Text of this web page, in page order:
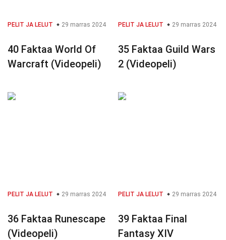
PELIT JA LELUT 29 marras 2024
40 Faktaa World Of
Warcraft (Videopeli)
PELIT JA LELUT 29 marras 2024
35 Faktaa Guild Wars
2 (Videopeli)
PELIT JA LELUT 29 marras 2024
36 Faktaa Runescape
(Videopeli)
PELIT JA LELUT 29 marras 2024
39 Faktaa Final
Fantasy XIV